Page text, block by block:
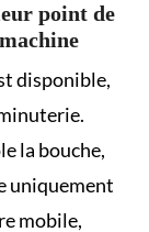
point de
disponible,
la bouche,
uniquement
mobile,